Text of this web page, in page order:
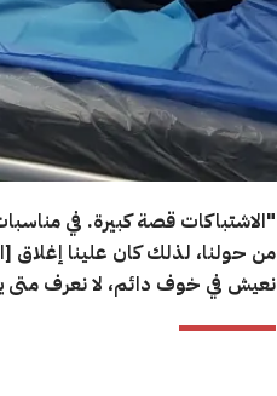
"الاشتباكات قصة كبيرة. في
من حولنا، لذلك كان علينا إغلاق
نعيش في خوف دائم، لا نعرف متى